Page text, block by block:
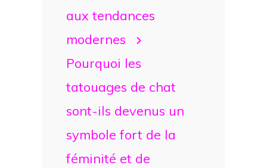
aux tendances
modernes
Pourquoi les
tatouages de chat
sont-ils devenus un
symbole fort de la
féminité et de